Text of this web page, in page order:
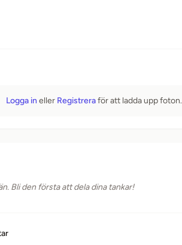
Logga in eller Registreraför att ladda upp foton.
Bli den första att dela dina tankar!